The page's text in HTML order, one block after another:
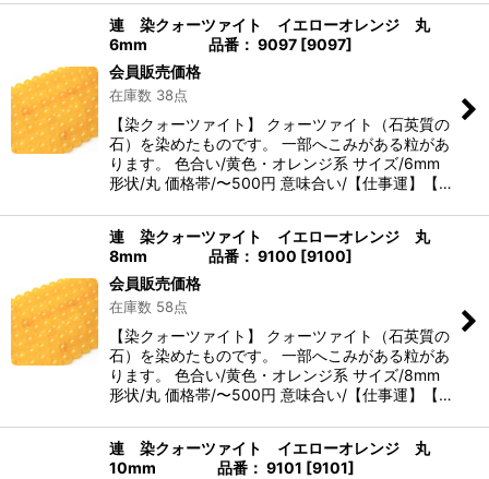
連 染クォーツァイト イエローオレンジ 丸
6mm 品番： 9097 [9097]
会員販売価格
在庫数 38点
【染クォーツァイト】 クォーツァイト（石英質の
石）を染めたものです。 一部へこみがある粒があ
ります。 色合い/黄色・オレンジ系 サイズ/6mm
形状/丸 価格帯/〜500円 意味合い/【仕事運】【…
連 染クォーツァイト イエローオレンジ 丸
8mm 品番： 9100 [9100]
会員販売価格
在庫数 58点
【染クォーツァイト】 クォーツァイト（石英質の
石）を染めたものです。 一部へこみがある粒があ
ります。 色合い/黄色・オレンジ系 サイズ/8mm
形状/丸 価格帯/〜500円 意味合い/【仕事運】【…
連 染クォーツァイト イエローオレンジ 丸
10mm 品番： 9101 [9101]